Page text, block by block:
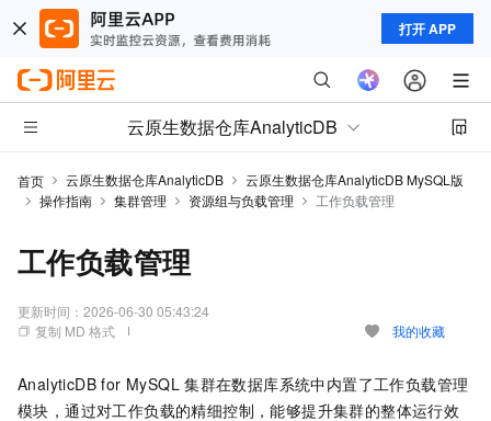
打开 APP
云原生数据仓库AnalyticDB
首页 云原生数据仓库AnalyticDB
云原生数据仓库AnalyticDB MySQL版
操作指南
集群管理 资源组与负载管理 工作负载管理
工作负载管理
更新时间： 2026-06-30 05:43:24
复制 MD 格式
我的收藏
AnalyticDB for MySQL 集群在数据库系统中内置了工作负载管理
模块，通过对工作负载的精细控制，能够提升集群的整体运行效